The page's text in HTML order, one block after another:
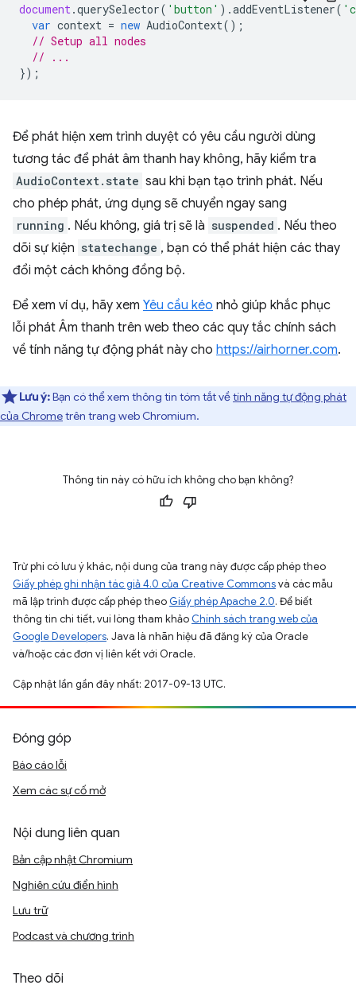
document .querySelector( 'button' ).addEventListener(
var context = new AudioContext();
// Setup all nodes
// ...
});
Để phát hiện xem trình duyệt có yêu cầu người dùng
tương tác để phát âm thanh hay không, hãy kiểm tra
AudioContext.state sau khi bạn tạo trình phát. Nếu
cho phép phát, ứng dụng sẽ chuyển ngay sang
running . Nếu không, giá trị sẽ là suspended . Nếu theo
dõi sự kiện statechange , bạn có thể phát hiện các thay
đổi một cách không đồng bộ.
Để xem ví dụ, hãy xem Yêu cầu kéo nhỏ giúp khắc phục
lỗi phát Âm thanh trên web theo các quy tắc chính sách
về tính năng tự động phát này cho https://airhorner.com.
Lưu ý:Bạn có thể xem thông tin tóm tắt vềtính năng tự động phát
của Chrometrên trang web Chromium.
Thông tin này có hữu ích không cho bạn không?
Trừ phi có lưu ý khác, nội dung của trang này được cấp phép theo
Giấy phép ghi nhận tác giả 4.0 của Creative Commonsvà các mẫu
mã lập trình được cấp phép theo Giấy phép Apache 2.0. Để biết
thông tin chi tiết, vui lòng tham khảo Chính sách trang web của
Google Developers. Java là nhãn hiệu đã đăng ký của Oracle
và/hoặc các đơn vị liên kết với Oracle.
Cập nhật lần gần đây nhất: 2017-09-13 UTC.
Đóng góp
Báo cáo lỗi
Xem các sự cố mở
Nội dung liên quan
Bản cập nhật Chromium
Nghiên cứu điển hình
Lưu trữ
Podcast và chương trình
Theo dõi